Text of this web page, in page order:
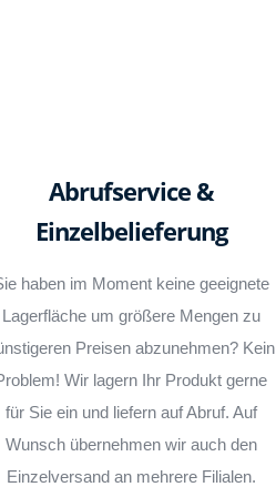
Abrufservice &
Einzelbelieferung
haben im Moment keine geeignete
Lagerfläche um größere Mengen zu
Preisen abzunehmen? Kein
Wir lagern Ihr Produkt gerne
für Sie ein und liefern auf Abruf. Auf
Wunsch übernehmen wir auch den
Einzelversand an mehrere Filialen.